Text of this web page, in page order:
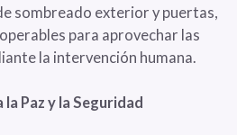
sombreado exterior y puertas,
para aprovechar las
la intervención humana.
Paz y la Seguridad